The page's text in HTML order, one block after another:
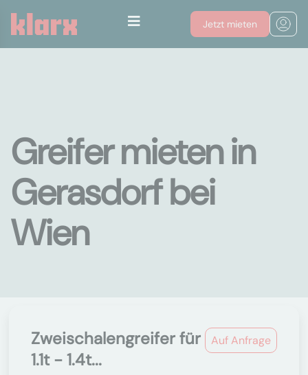
Jetzt mieten
Greifer mieten in
Gerasdorf bei
Wien
Auf Anfrage
Zweischalengreifer für
1.1t - 1.4t...